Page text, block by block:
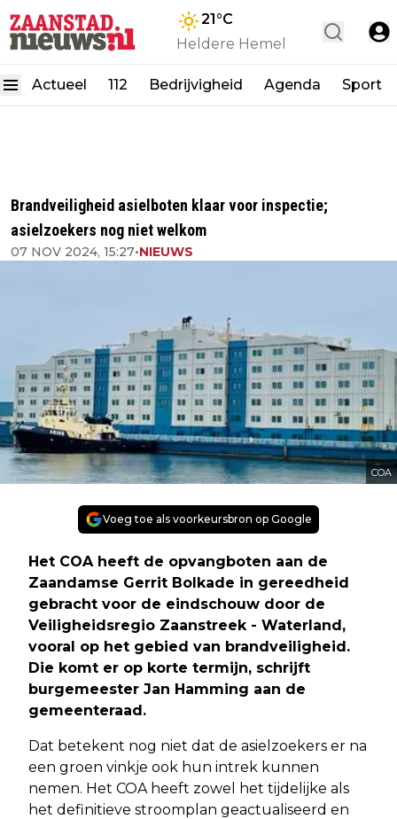
21°C
Heldere Hemel
Actueel 112 Bedrijvigheid Agenda Sport
Brandveiligheid asielboten klaar voor inspectie;
asielzoekers nog niet welkom
07 NOV 2024, 15:27•NIEUWS
COA
Voeg toe als voorkeursbron op Google
Het COA heeft de opvangboten aan de
Zaandamse Gerrit Bolkade in gereedheid
gebracht voor de eindschouw door de
Veiligheidsregio Zaanstreek - Waterland,
vooral op het gebied van brandveiligheid.
Die komt er op korte termijn, schrijft
burgemeester Jan Hamming aan de
gemeenteraad.
Dat betekent nog niet dat de asielzoekers er na
een groen vinkje ook hun intrek kunnen
nemen. Het COA heeft zowel het tijdelijke als
het definitieve stroomplan geactualiseerd en